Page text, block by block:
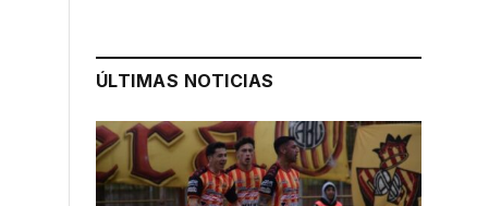
ÚLTIMAS NOTICIAS